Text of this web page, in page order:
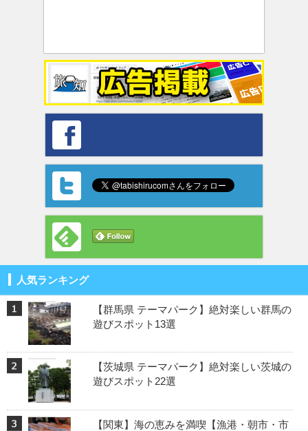
人気ランキング
【群馬県 テーマパーク】絶対楽しい群馬の
遊びスポット13選
【茨城県 テーマパーク】絶対楽しい茨城の
遊びスポット22選
【関東】海の恵みを満喫【漁港・朝市・市